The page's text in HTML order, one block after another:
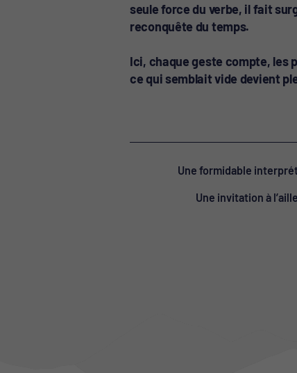
seule force du verbe, il fait
reconquête du temps.
Ici, chaque geste compte, les
ce qui semblait vide devient
Une formidable
Une invitation à